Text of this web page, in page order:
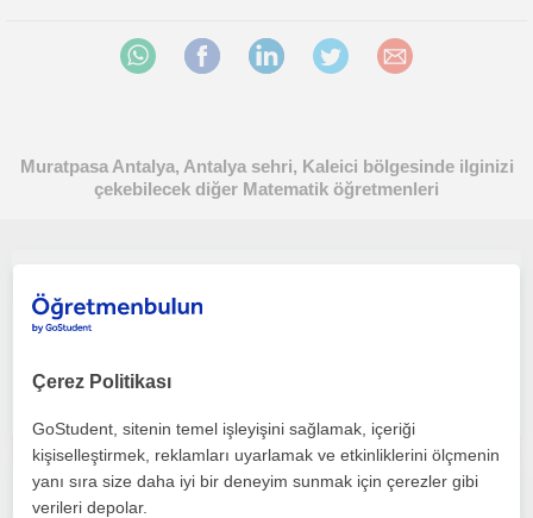
Muratpasa Antalya, Antalya sehri, Kaleici bölgesinde ilginizi
çekebilecek diğer Matematik öğretmenleri
Çerez Politikası
GoStudent, sitenin temel işleyişini sağlamak, içeriği
kişiselleştirmek, reklamları uyarlamak ve etkinliklerini ölçmenin
yanı sıra size daha iyi bir deneyim sunmak için çerezler gibi
verileri depolar.